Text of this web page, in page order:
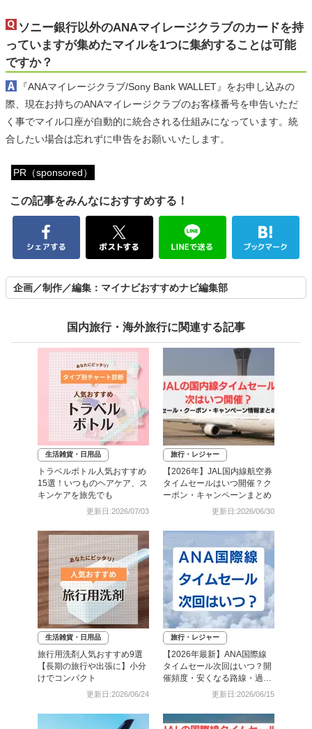
ソニー銀行以外のANAマイレージクラブのカードを持
っていますが集めたマイルを1つに集約することは可能
ですか？
『ANAマイレージクラブ/Sony Bank WALLET』をお申し込みの
際、現在お持ちのANAマイレージクラブのお客様番号を申告いただ
く事でマイル口座が自動的に統合される仕組みになっています。統
合したい場合は忘れずに申告をお願いいたします。
PR（sponsored）
この記事をみんなにおすすめする！
企画／制作／編集：マイナビおすすめナビ編集部
国内旅行・海外旅行に関連する記事
生活雑貨・日用品
トラベルボトル人気おすすめ
15選！いつものヘアケア、ス
キンケアを旅先でも
更新日:2026/07/03
旅行・レジャー
【2026年】JAL国内線航空券
タイムセールはいつ開催？ク
ーポン・キャンペーンまとめ
更新日:2026/06/30
生活雑貨・日用品
旅行用洗剤人気おすすめ9選
【長期の旅行や出張に】小分
けでコンパクト
更新日:2026/06/24
旅行・レジャー
【2026年最新】ANA国際線
タイムセール次回はいつ？開
催頻度・安くなる路線・過去
更新日:2026/06/15